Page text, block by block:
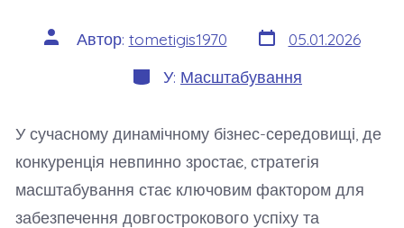
Автор
запису
Автор: tometigis1970 Дата
запису
05.01.2026
Категорії
У: Масштабування
У сучасному динамічному бізнес-середовищі, де
конкуренція невпинно зростає, стратегія
масштабування стає ключовим фактором для
забезпечення довгострокового успіху та